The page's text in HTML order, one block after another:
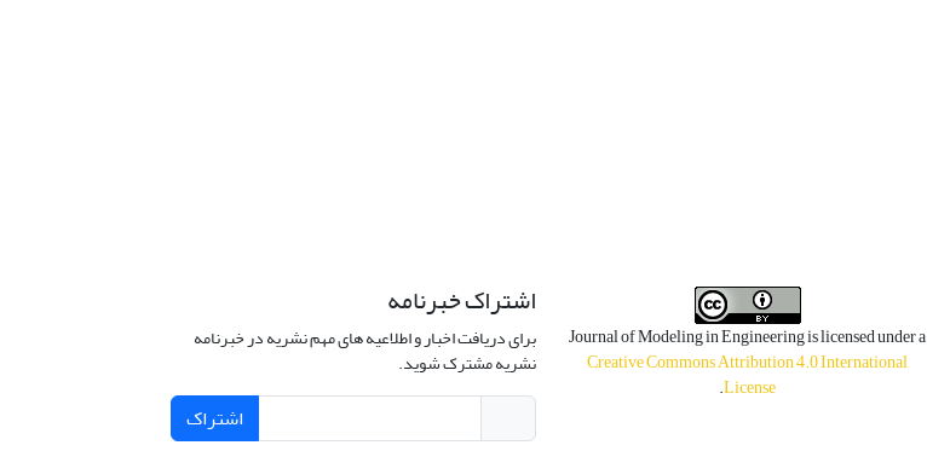
Journal of Modeling in Engineering is licensed under a
Creative Commons Attribution 4.0 International
License
.
اشتراک خبرنامه
برای دریافت اخبار و اطلاعیه های مهم نشریه در خبرنامه
نشریه مشترک شوید.
اشتراک